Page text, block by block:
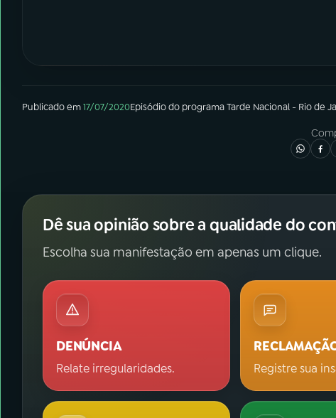
Publicado em17/07/2020Episódiodo programaTarde Nacional - Rio de
Dê sua opinião sobre a qualidade do
Escolha sua manifestação em apenas um clique.
DENÚNCIA
Relate irregularidades. Registre sua